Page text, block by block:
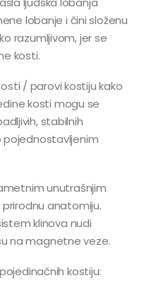
lobanje i čini složenu
razumljivom, jer se
kosti.
/ parovi kostiju kako
kosti mogu se
stabilnih
pojednostavljenim
unutrašnjim
anatomiju.
klinova nudi
na magnetne veze.
kostiju: